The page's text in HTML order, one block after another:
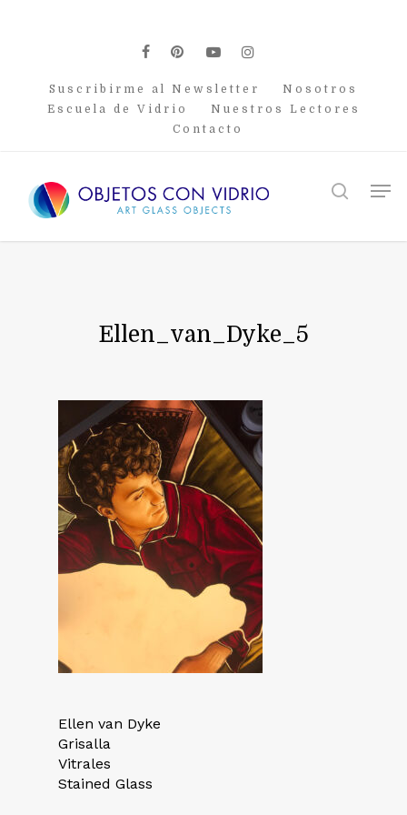
facebook
pinterest
youtubeinstagram
Suscribirme al Newsletter
Nosotros
Escuela de Vidrio
Nuestros Lectores
Contacto
search
Ellen_van_Dyke_5
Ellen van Dyke
Grisalla
Vitrales
Stained Glass